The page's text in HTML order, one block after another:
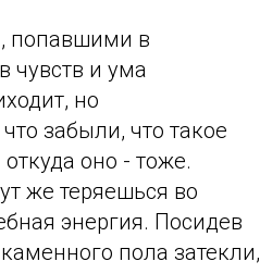
попавшими в
чувств и ума
но
забыли, что такое
оно - тоже.
же теряешься во
энергия. Посидев
пола затекли,